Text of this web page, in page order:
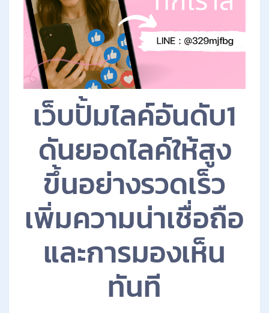
เว็บปั้มไลค์อันดับ1
ดันยอดไลค์ให้สูง
ขึ้นอย่างรวดเร็ว
เพิ่มความน่าเชื่อถือ
และการมองเห็น
ทันที